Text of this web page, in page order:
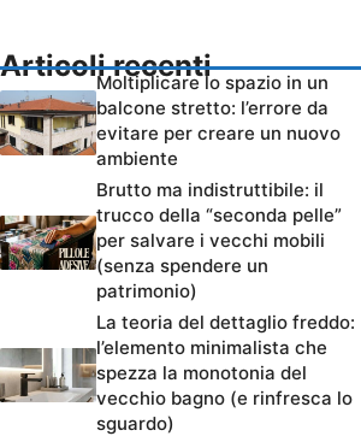
Articoli recenti
Moltiplicare lo spazio in un
balcone stretto: l’errore da
evitare per creare un nuovo
ambiente
Brutto ma indistruttibile: il
trucco della “seconda pelle”
per salvare i vecchi mobili
(senza spendere un
patrimonio)
La teoria del dettaglio freddo:
l’elemento minimalista che
spezza la monotonia del
vecchio bagno (e rinfresca lo
sguardo)